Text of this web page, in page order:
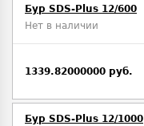
Бур SDS-Plus 12/600
Нет в наличии
1339.82000000 руб.
Бур SDS-Plus 12/1000